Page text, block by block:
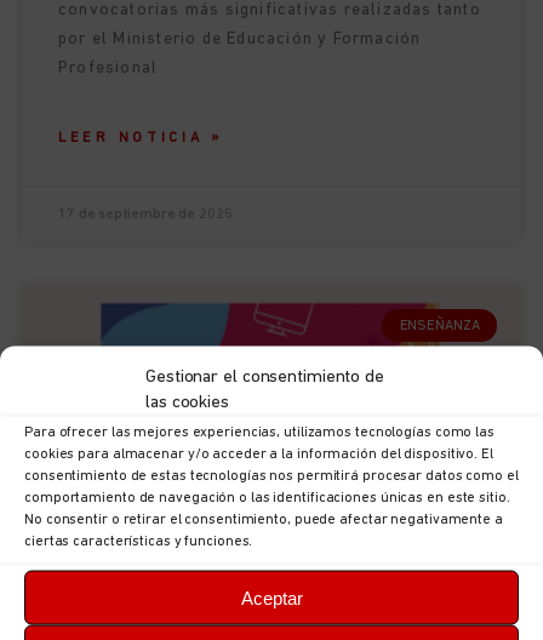
Gestionar el consentimiento de
las cookies
Para ofrecer las mejores experiencias, utilizamos tecnologías como las
cookies para almacenar y/o acceder a la información del dispositivo. El
consentimiento de estas tecnologías nos permitirá procesar datos como el
comportamiento de navegación o las identificaciones únicas en este sitio.
No consentir o retirar el consentimiento, puede afectar negativamente a
ciertas características y funciones.
Aceptar
convocatorias más significativas realizadas tanto
por el Ministerio de Educación y Formación
Profesional
LEER NOTICIA »
ENSEÑANZA
Boletín de novedades educativas: del
3 al 10 de septiembre.